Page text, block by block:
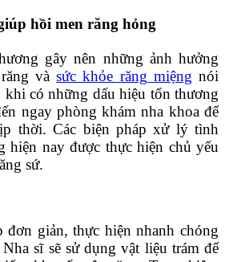
hồi men răng hỏng
gây nên những ảnh hưởng
răng vàsức khỏe răng miệng nói
có những dấu hiệu tổn thương
ngay phòng khám nha khoa để
thời. Các biện pháp xử lý tình
hiện nay được thực hiện chủ yếu
sứ.
giản, thực hiện nhanh chóng
sĩ sẽ sử dụng vật liệu trám để